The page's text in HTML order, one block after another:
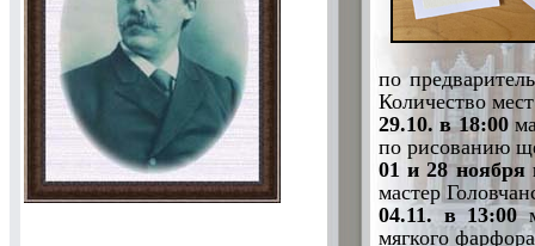
по
Количество
29.10. в 18:00
по рисованию
01 и 28 ноября
мастер
04.11. в 13:00
мягкого